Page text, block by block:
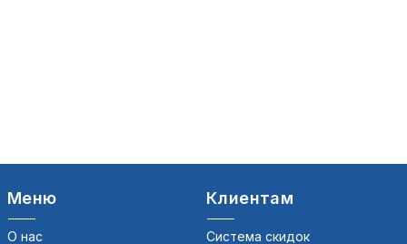
Меню
О нас
Клиентам
Система скидок